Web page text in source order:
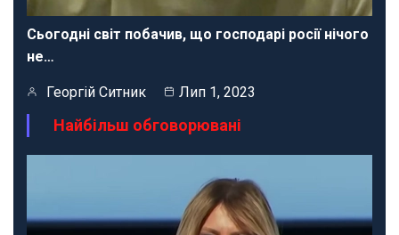
Сьогодні світ побачив, що господарі росії нічого
не…
Георгій Ситник Лип 1, 2023
Найбільш обговорювані